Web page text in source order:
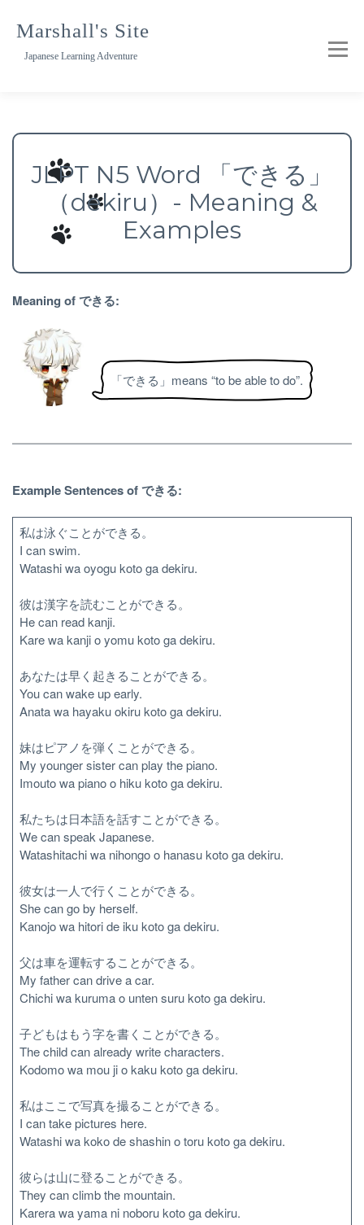
Marshall's Site
Japanese Learning Adventure
JLPT N5 Word 「できる」
（dekiru）- Meaning &
Examples
Meaning of できる:
「できる」means “to be able to do”.
Example Sentences of できる:
私は泳ぐことができる。
I can swim.
Watashi wa oyogu koto ga dekiru.
彼は漢字を読むことができる。
He can read kanji.
Kare wa kanji o yomu koto ga dekiru.
あなたは早く起きることができる。
You can wake up early.
Anata wa hayaku okiru koto ga dekiru.
妹はピアノを弾くことができる。
My younger sister can play the piano.
Imouto wa piano o hiku koto ga dekiru.
私たちは日本語を話すことができる。
We can speak Japanese.
Watashitachi wa nihongo o hanasu koto ga dekiru.
彼女は一人で行くことができる。
She can go by herself.
Kanojo wa hitori de iku koto ga dekiru.
父は車を運転することができる。
My father can drive a car.
Chichi wa kuruma o unten suru koto ga dekiru.
子どもはもう字を書くことができる。
The child can already write characters.
Kodomo wa mou ji o kaku koto ga dekiru.
私はここで写真を撮ることができる。
I can take pictures here.
Watashi wa koko de shashin o toru koto ga dekiru.
彼らは山に登ることができる。
They can climb the mountain.
Karera wa yama ni noboru koto ga dekiru.